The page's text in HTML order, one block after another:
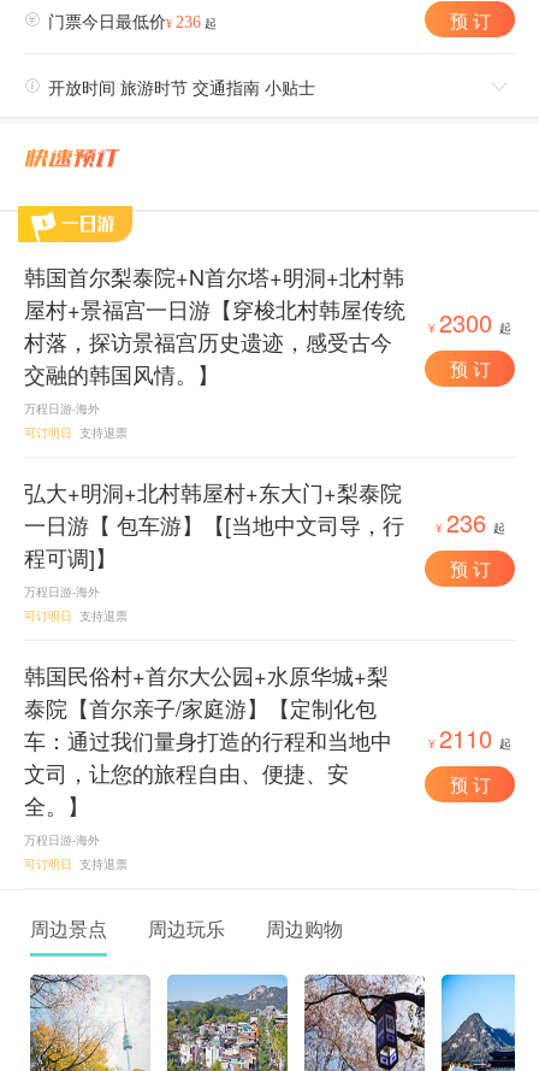
 门票今日最低价¥ 236 起 预 订
 开放时间 旅游时节 交通指南 小贴士 
韩国首尔梨泰院+N首尔塔+明洞+北村韩
屋村+景福宫一日游【穿梭北村韩屋传统
村落，探访景福宫历史遗迹，感受古今
交融的韩国风情。】
万程日游-海外
可订明日 支持退票
¥ 2300 起
预 订
弘大+明洞+北村韩屋村+东大门+梨泰院
一日游【 包车游】【[当地中文司导，行
程可调]】
万程日游-海外
可订明日 支持退票
¥ 236 起
预 订
韩国民俗村+首尔大公园+水原华城+梨
泰院【首尔亲子/家庭游】【定制化包
车：通过我们量身打造的行程和当地中
文司，让您的旅程自由、便捷、安
全。】
万程日游-海外
可订明日 支持退票
¥ 2110 起
预 订
周边景点 周边玩乐 周边购物